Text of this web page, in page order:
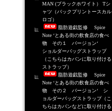
MAN (ブラックホワイト） Tシ
ャツ（バックプリントースカル
ロゴ）
脂肪遊戯監修 Spice
Note ‘とある街の飲食店の食べ
物 その１ バージョン‘
ショルダーバッグストラップ
（こちらはカバンに取り付ける
ストラップ）
脂肪遊戯監修 Spice
Note ‘とある街の飲食店の食べ
物 その２ バージョン‘ シ
ョルダーバッグストラップ（こ
ちらはカバンなどに取り付ける